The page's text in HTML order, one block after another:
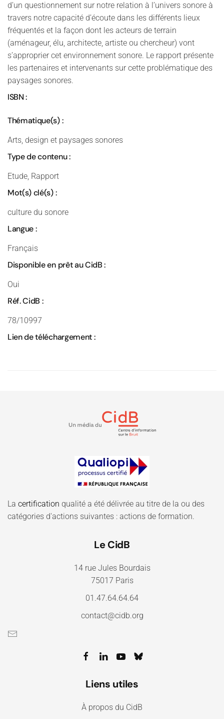
d’un questionnement sur notre relation à l’univers sonore à
travers notre capacité d’écoute dans les différents lieux
fréquentés et la façon dont les acteurs de terrain
(aménageur, élu, architecte, artiste ou chercheur) vont
s’approprier cet environnement sonore. Le rapport présente
les partenaires et intervenants sur cette problématique des
paysages sonores.
ISBN :
Thématique(s) :
Arts, design et paysages sonores
Type de contenu :
Etude, Rapport
Mot(s) clé(s) :
culture du sonore
Langue :
Français
Disponible en prêt au CidB :
Oui
Réf. CidB :
78/10997
Lien de téléchargement :
La certification qualité a été délivrée au titre de la ou des
catégories d'actions suivantes : actions de formation.
Le CidB
14 rue Jules Bourdais
75017 Paris
01.47.64.64.64
contact@cidb.org
Liens utiles
À propos du CidB